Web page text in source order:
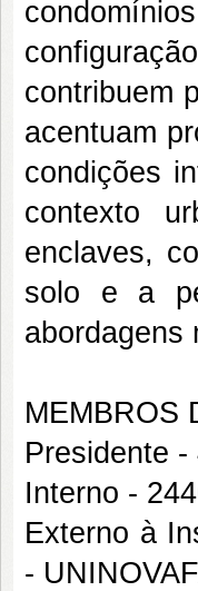
contribuem
acentuam
condições
contexto
enclaves,
solo e a
abordagens
MEMBROS
Presidente
Interno -
Externo à
-